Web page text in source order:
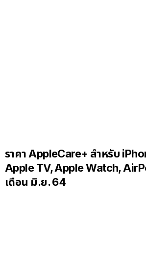
ราคา AppleCare+ สำหรับ
Apple TV, Apple Watch,
เดือน มิ.ย. 64